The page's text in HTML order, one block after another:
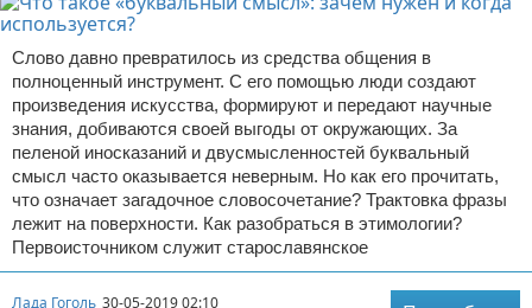
Слово давно превратилось из средства общения в
полноценный инструмент. С его помощью люди создают
произведения искусства, формируют и передают научные
знания, добиваются своей выгоды от окружающих. За
пеленой иносказаний и двусмысленностей буквальный
смысл часто оказывается неверным. Но как его прочитать,
что означает загадочное словосочетание? Трактовка фразы
лежит на поверхности. Как разобраться в этимологии?
Первоисточником служит старославянское
Лада Гоголь 30-05-2019 02:10